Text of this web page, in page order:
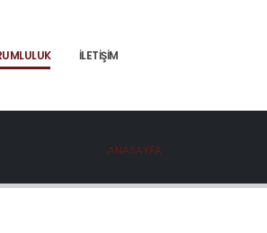
İLETIŞIM
ANASAYFA